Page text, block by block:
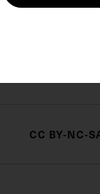
CC BY-NC-